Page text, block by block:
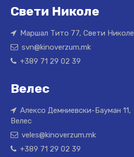
Свети Николе
Маршал Тито 77, Свети Николе
svn@kinoverzum.mk
+389 71 29 02 39
Велес
Алексо Демниевски-Бауман 11,
Велес
veles@kinoverzum.mk
+389 71 29 02 39